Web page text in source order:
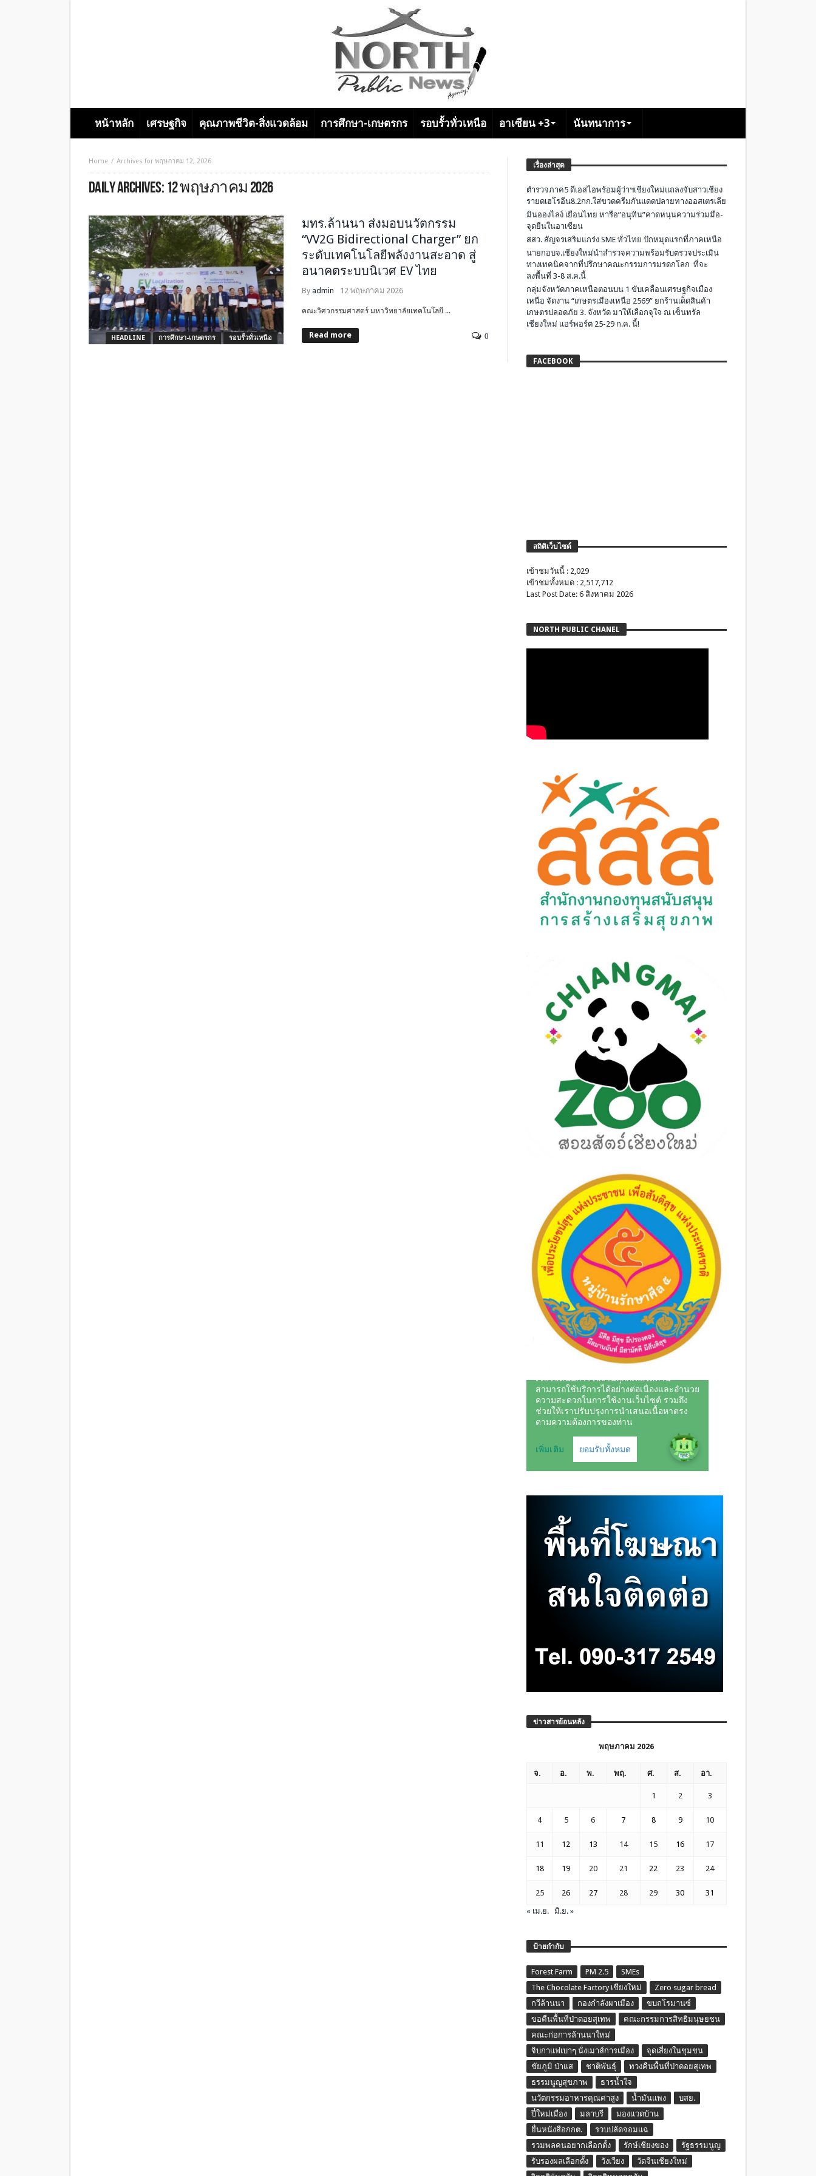
หน้าหลัก เศรษฐกิจ คุณภาพชีวิต-สิ่งแวดล้อม การศึกษา-เกษตรกร รอบรั้วทั่วเหนือ อาเซียน +3 นันทนาการ
Home Archives for พฤษภาคม 12, 2026
DAILY ARCHIVES:12 พฤษภาคม 2026
HEADLINE การศึกษา-เกษตรกร รอบรั้วทั่วเหนือ
มทร.ล้านนา ส่งมอบนวัตกรรม
“VV2G Bidirectional Charger” ยก
ระดับเทคโนโลยีพลังงานสะอาด สู่
อนาคตระบบนิเวศ EV ไทย
By admin 12 พฤษภาคม 2026
คณะวิศวกรรมศาสตร์ มหาวิทยาลัยเทคโนโลยี ...
Read more 0
เรื่องล่าสุด
ตำรวจภาค5 ดีเอสไอพร้อมผู้ว่าฯเชียงใหม่แถลงจับสาวเชียง
รายดเฮโรอีน8.2กก.ใส่ขวดครีมกันแดดปลายทางออสเตรเลีย
มินอองไลง์ เยือนไทย หารือ”อนุทิน”คาดหนุนความร่วมมือ-
จุดยืนในอาเซียน
สสว. สัญจรเสริมแกร่ง SME ทั่วไทย ปักหมุดแรกที่ภาคเหนือ
นายกอบจ.เชียงใหม่นำสำรวจความพร้อมรับตรวจประเมิน
ทางเทคนิคจากที่ปรึกษาคณะกรรมการมรดกโลก ที่จะ
ลงพื้นที่ 3-8 ส.ค.นี้
กลุ่มจังหวัดภาคเหนือตอนบน 1 ขับเคลื่อนเศรษฐกิจเมือง
เหนือ จัดงาน “เกษตรเมืองเหนือ 2569” ยกร้านเด็ดสินค้า
เกษตรปลอดภัย 3. จังหวัด มาให้เลือกจุใจ ณ เซ็นทรัล
เชียงใหม่ แอร์พอร์ต 25-29 ก.ค. นี้!
FACEBOOK
สถิติเว็บไซต์
เข้าชมวันนี้ : 2,029
เข้าชมทั้งหมด : 2,517,712
Last Post Date: 6 สิงหาคม 2026
NORTH PUBLIC CHANEL
ข่าวสารย้อนหลัง
พฤษภาคม 2026
จ. อ. พ. พฤ. ศ. ส. อา.
1 2 3
4 5 6 7 8 9 10
11 12 13 14 15 16 17
18 19 20 21 22 23 24
25 26 27 28 29 30
31
« เม.ย.
มิ.ย. »
ป้ายกำกับ
Forest Farm PM 2.5
SMEs
The Chocolate Factory เชียงใหม่
Zero sugar bread
กวีล้านนา
กองกำลังผาเมือง
ขบถโรมานซ์
ขอคืนพื้นที่ป่าดอยสุเทพ
คณะกรรมการสิทธิมนุษยชน
คณะก่อการล้านนาใหม่
จิบกาแฟเบาๆ นั่งเมาส์การเมือง
จุดเสี่ยงในชุมชน
ชัยภูมิ ป่าแส
ชาติพันธุ์
ทวงคืนพื้นที่ป่าดอยสุเทพ
ธรรมนูญสุขภาพ
ธารน้ำใจ
นวัตกรรมอาหารคุณค่าสูง
น้ำมันแพง
บสย.
ปี๋ใหม่เมือง
มลาบรี
มองแวดบ้าน
ยื่นหนังสือกกต.
รวบปลัดจอมแฉ
รวมพลคนอยากเลือกตั้ง
รักษ์เชียงของ
รัฐธรรมนูญ
รับรองผลเลือกตั้ง
วังเวียง
วัดจีนเชียงใหม่